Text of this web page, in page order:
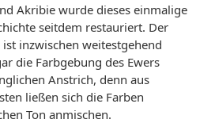
Akribie wurde dieses einmalige
seitdem restauriert. Der
inzwischen weitestgehend
die Farbgebung des Ewers
Anstrich, denn aus
ließen sich die Farben
Ton anmischen.